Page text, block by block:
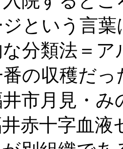
という言葉
分類法＝
の収穫だっ
市月見・み
赤十字血液